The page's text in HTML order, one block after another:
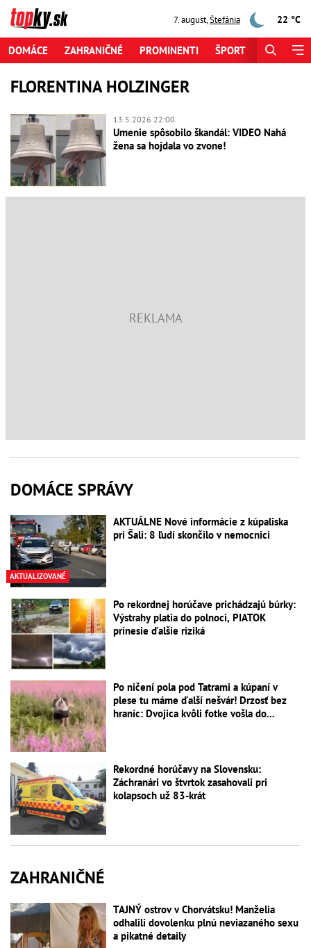
7. august,Štefánia 22 °C
DOMÁCE ZAHRANIČNÉ PROMINENTI ŠPORT
FLORENTINA HOLZINGER
13.5.2026 22:00
Umenie spôsobilo škandál: VIDEO Nahá
žena sa hojdala vo zvone!
DOMÁCE SPRÁVY
AKTUALIZOVANÉ
AKTUÁLNE Nové informácie z kúpaliska
pri Šali: 8 ľudí skončilo v nemocnici
Po rekordnej horúčave prichádzajú búrky:
Výstrahy platia do polnoci, PIATOK
prinesie ďalšie riziká
Po ničení pola pod Tatrami a kúpaní v
plese tu máme ďalší nešvár! Drzosť bez
hraníc: Dvojica kvôli fotke vošla do...
Rekordné horúčavy na Slovensku:
Záchranári vo štvrtok zasahovali pri
kolapsoch už 83-krát
ZAHRANIČNÉ
TAJNÝ ostrov v Chorvátsku! Manželia
odhalili dovolenku plnú neviazaného sexu
a pikatné detaily